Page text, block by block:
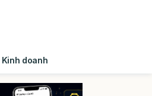
Kinh doanh